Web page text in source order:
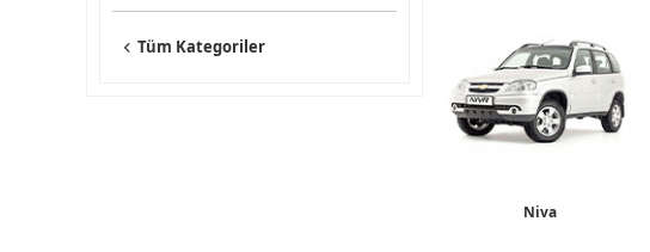
Tüm Kategoriler
Niva